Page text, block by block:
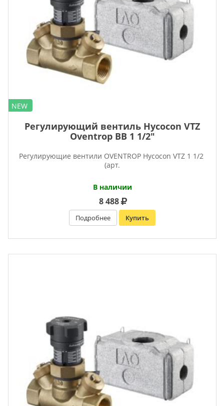
NEW
Регулирующий вентиль Hycocon VTZ
Oventrop ВВ 1 1/2″
Регулирующие вентили OVENTROP Hycocon VTZ 1 1/2
(арт.
В наличии
8 488
Подробнее Купить